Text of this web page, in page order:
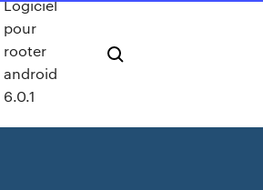
Logiciel
pour
rooter
android
6.0.1